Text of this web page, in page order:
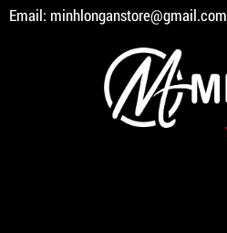
Email: minhlonganstore@gmail.com